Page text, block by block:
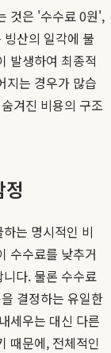
것은 '수수료 0원',
산의 일각에 불
발생하여 최종적
지는 경우가 많습
겨진 비용의 구조
는 명시적인 비
수수료를 낮추거
다. 물론 수수료
결정하는 유일한
세우는 대신 다른
때문에, 전체적인